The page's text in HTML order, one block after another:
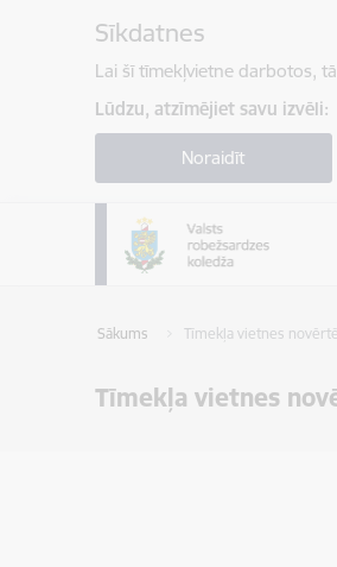
Sīkdatnes
Lai šī tīmekļvietne darbotos,
Lūdzu, atzīmējiet savu izvēli:
Noraidīt
Sākums Tīmekļa vietnes
Tīmekļa vietnes